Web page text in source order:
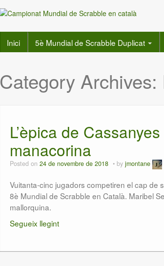
Inici 5è Mundial de Scrabble Duplicat
Category Archives:
L’èpica de
manacorina
Posted on 24 de novembre de 2018 by jmontane
Vuitanta-cinc jugadors competiren el cap
8è Mundial de Scrabble en Català. Maribel
mallorquina.
Segueix llegint